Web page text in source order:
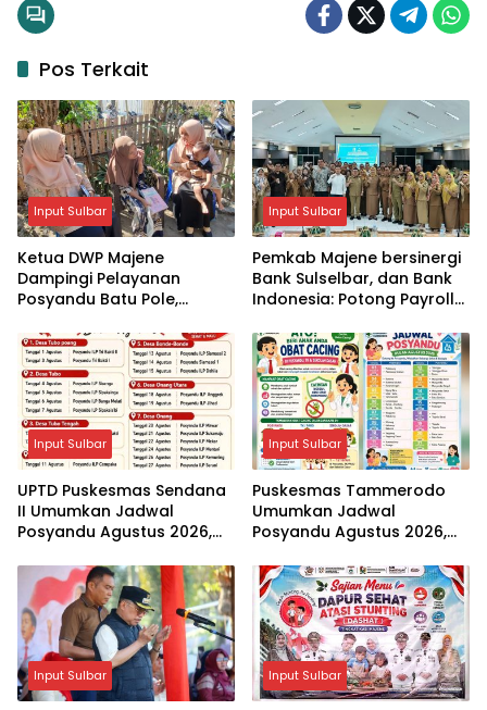
Pos Terkait
Input Sulbar
Ketua DWP Majene
Dampingi Pelayanan
Posyandu Batu Pole,
Pencegahan Stunting
Input Sulbar
Pemkab Majene bersinergi
Bank Sulselbar, dan Bank
Indonesia: Potong Payroll
Sampah Melalui Sistem
Digital
Input Sulbar
UPTD Puskesmas Sendana
II Umumkan Jadwal
Posyandu Agustus 2026,
Manfaatkan Bulan Vitamin
Input Sulbar
Puskesmas Tammerodo
Umumkan Jadwal
Posyandu Agustus 2026,
Obat Cacing Gratis
Input Sulbar Input Sulbar